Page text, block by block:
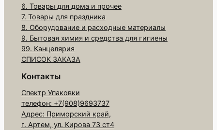
п
и
к
а
п
а
с
т
.
6. Товары для дома и прочее
7. Товары для праздника
8. Оборудование и расходные материалы
9. Бытовая химия и средства для гигиены
99. Канцелярия
СПИСОК ЗАКАЗА
Контакты
Спектр Упаковки
телефон: +7(908)9693737
Адрес: Приморский край,
г. Артем, ул. Кирова 73 ст4